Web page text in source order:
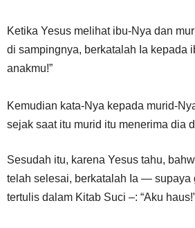
Ketika Yesus melihat ibu-Nya dan
di sampingnya, berkatalah Ia kepada
anakmu!”
Kemudian kata-Nya kepada murid-
sejak saat itu murid itu menerima dia
Sesudah itu, karena Yesus tahu,
telah selesai, berkatalah Ia — supaya
tertulis dalam Kitab Suci –: “Aku